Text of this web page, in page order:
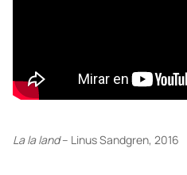
La la land– Linus Sandgren, 2016